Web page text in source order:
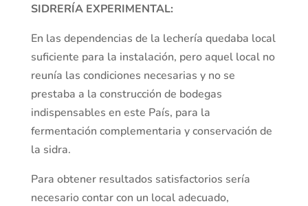
SIDRERÍA EXPERIMENTAL:
En las dependencias de la lechería quedaba local
suficiente para la instalación, pero aquel local no
reunía las condiciones necesarias y no se
prestaba a la construcción de bodegas
indispensables en este País, para la
fermentación complementaria y conservación de
la sidra.
Para obtener resultados satisfactorios sería
necesario contar con un local adecuado,